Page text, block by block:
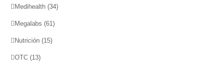
Medihealth (34)
Megalabs (61)
Nutrición (15)
OTC (13)